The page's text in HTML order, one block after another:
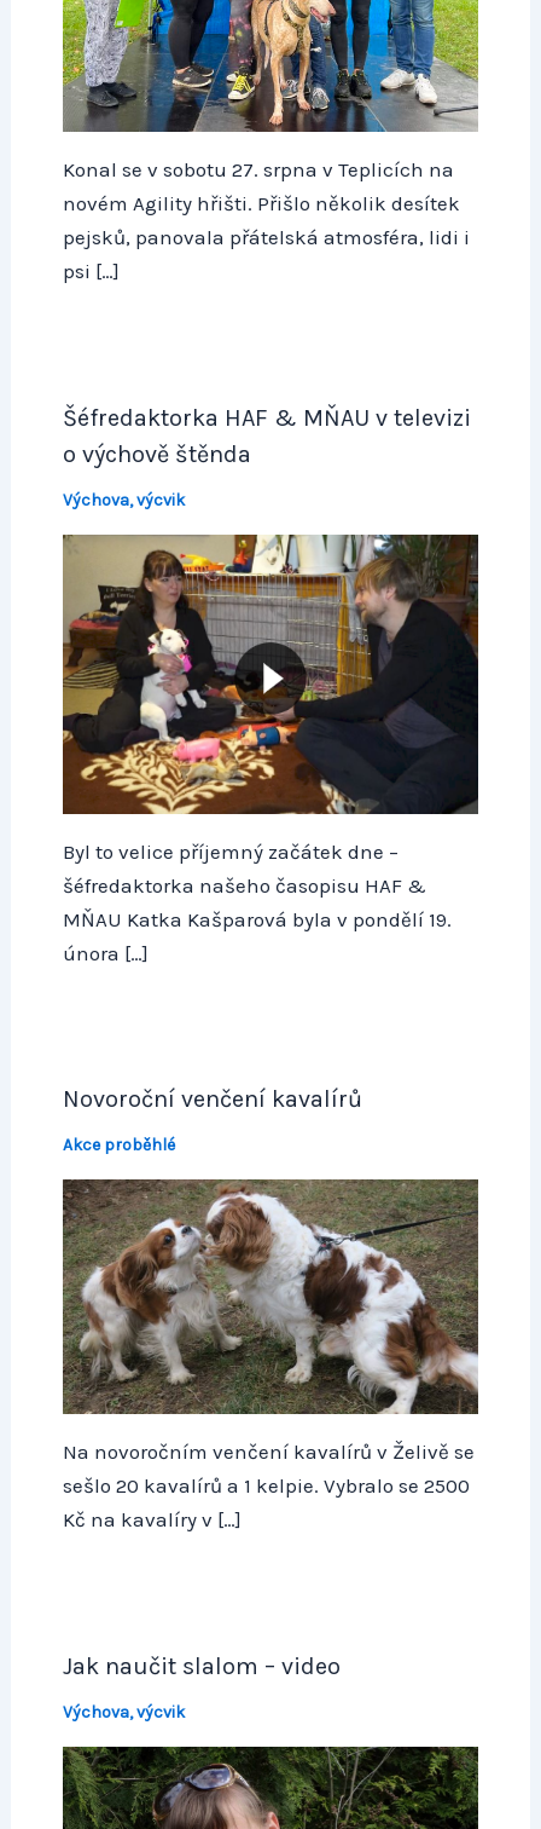
Konal se v sobotu 27. srpna v Teplicích na
novém Agility hřišti. Přišlo několik desítek
pejsků, panovala přátelská atmosféra, lidi i
psi […]
Šéfredaktorka HAF & MŇAU v televizi
o výchově štěnda
Výchova, výcvik
Byl to velice příjemný začátek dne –
šéfredaktorka našeho časopisu HAF &
MŇAU Katka Kašparová byla v pondělí 19.
února […]
Novoroční venčení kavalírů
Akce proběhlé
Na novoročním venčení kavalírů v Želivě se
sešlo 20 kavalírů a 1 kelpie. Vybralo se 2500
Kč na kavalíry v […]
Jak naučit slalom – video
Výchova, výcvik